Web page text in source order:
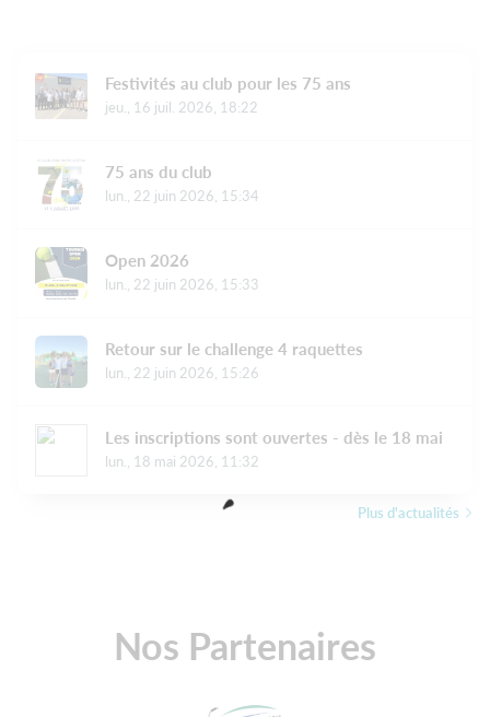
Festivités au club pour les 75 ans
jeu., 16 juil. 2026, 18:22
75 ans du club
lun., 22 juin 2026, 15:34
Open 2026
lun., 22 juin 2026, 15:33
Retour sur le challenge 4 raquettes
lun., 22 juin 2026, 15:26
Les inscriptions sont ouvertes - dès le 18 mai
lun., 18 mai 2026, 11:32
Plus d'actualités
Nos Partenaires